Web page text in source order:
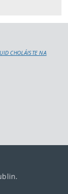
CHOLÁISTE NA